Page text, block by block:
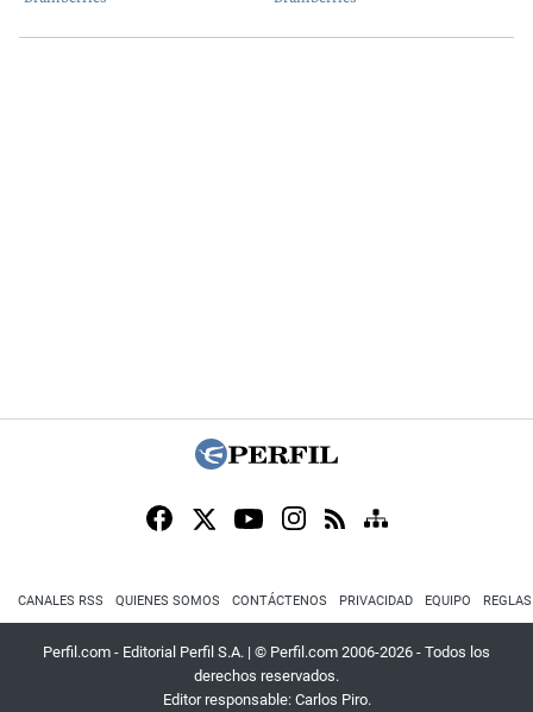
CANALES RSS QUIENES SOMOS CONTÁCTENOS PRIVACIDAD EQUIPO
Perfil.com - Editorial Perfil S.A. | © Perfil.com 2006-2026 - Todos los
derechos reservados.
Editor responsable: Carlos Piro.